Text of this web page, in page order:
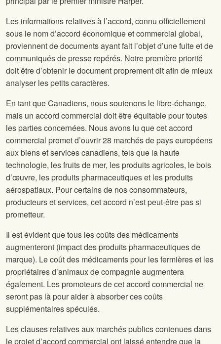
Les informations relatives à l’accord, connu officiellement
sous le nom d’accord économique et commercial global,
proviennent de documents ayant fait l’objet d’une fuite et de
communiqués de presse repérés. Notre première priorité
doit être d’obtenir le document proprement dit afin de mieux
analyser les petits caractères.
En tant que Canadiens, nous soutenons le libre-échange,
mais un accord commercial doit être équitable pour toutes
les parties concernées. Nous avons lu que cet accord
commercial promet d’ouvrir 28 marchés de pays européens
aux biens et services canadiens, tels que la haute
technologie, les fruits de mer, les produits agricoles, le bois
d’œuvre, les produits pharmaceutiques et les produits
aérospatiaux. Pour certains de nos consommateurs,
producteurs et services, cet accord n’est peut-être pas si
prometteur.
Il est évident que tous les coûts des médicaments
augmenteront (impact des produits pharmaceutiques de
marque). Le coût des médicaments pour les fermières et les
propriétaires d’animaux de compagnie augmentera
également. Les promoteurs de cet accord commercial ne
seront pas là pour aider à absorber ces coûts
supplémentaires spéculés.
Les clauses relatives aux marchés publics contenues dans
le projet d’accord commercial ont laissé entendre que la